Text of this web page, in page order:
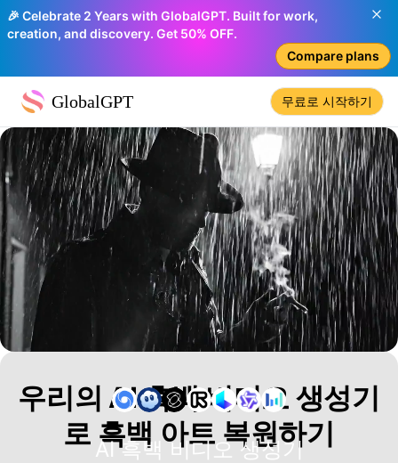
🎉 Celebrate 2 Years with GlobalGPT. Built for work,
creation, and discovery. Get 50% OFF.
Compare plans
GlobalGPT 무료로 시작하기
AI 흑백 비디오 생성기
우리의 AI 흑백 비디오 생성기
로 흑백 아트 복원하기